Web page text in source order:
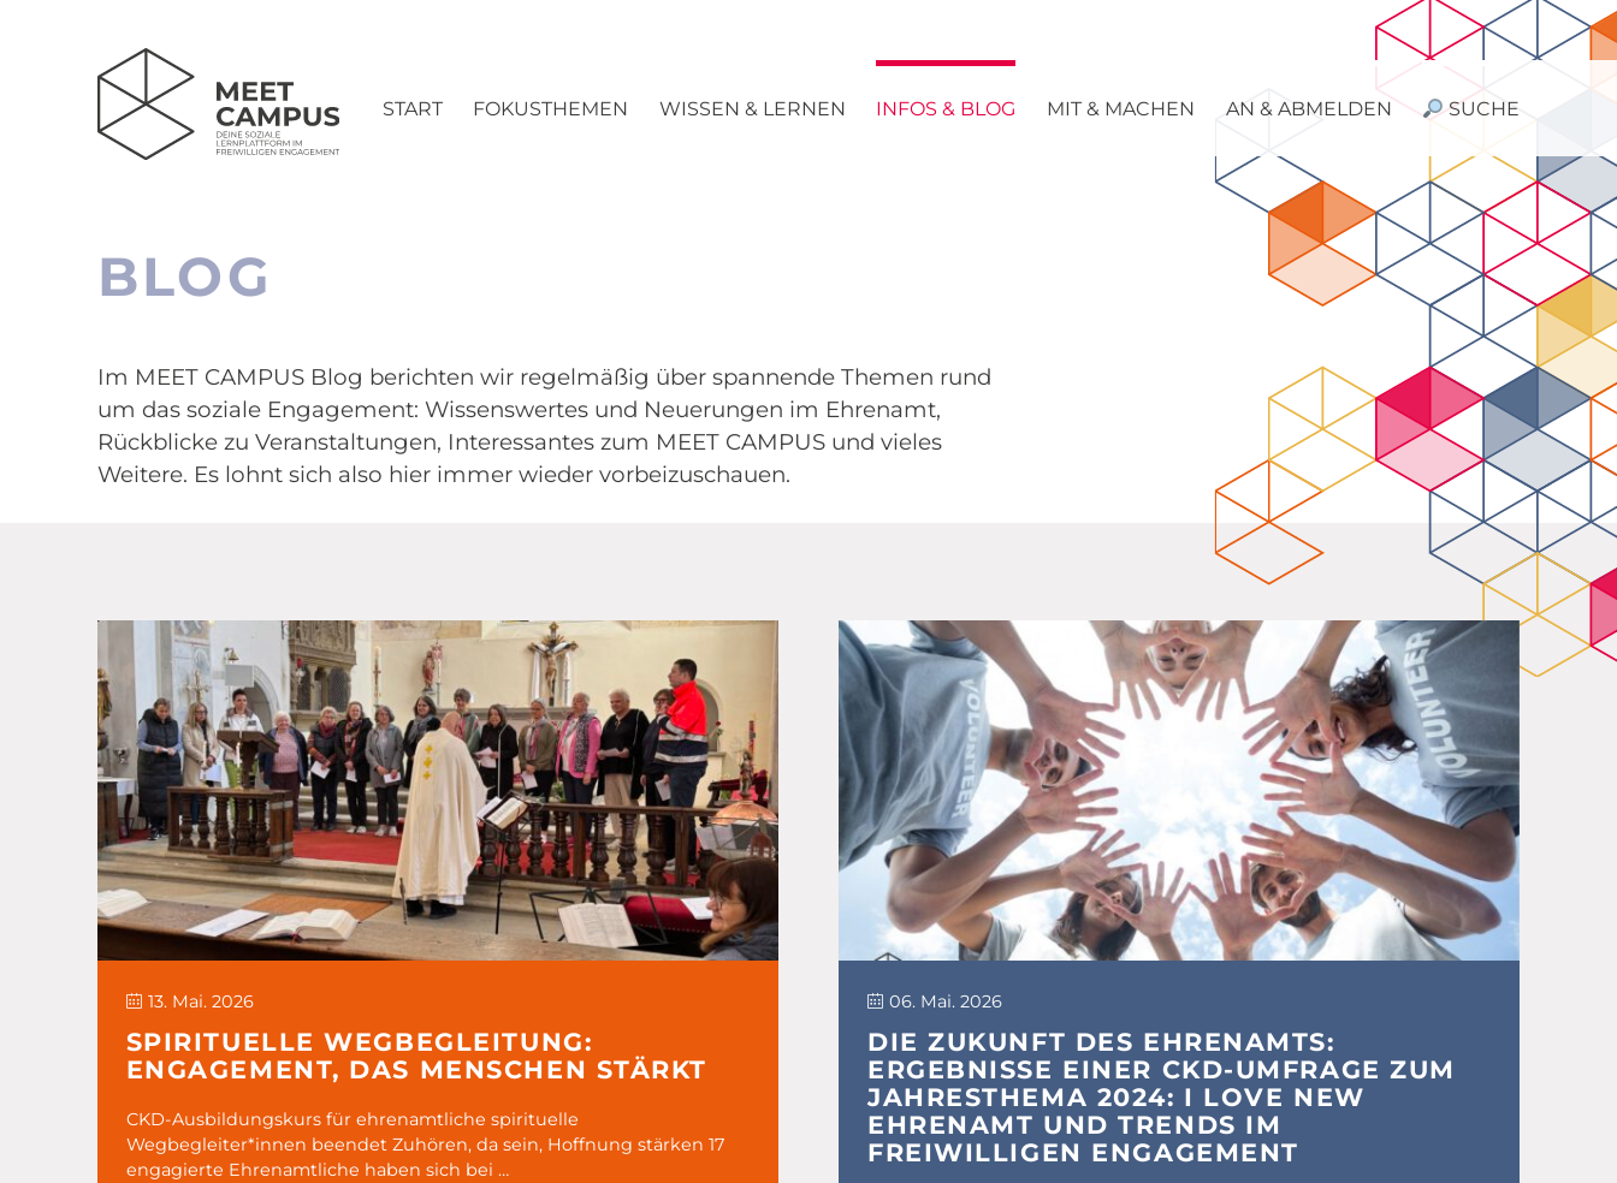
START FOKUSTHEMEN WISSEN & LERNEN INFOS & BLOG MIT & MACHEN AN & ABMELDEN SUCHE
BLOG
Im MEET CAMPUS Blog berichten wir regelmäßig über spannende Themen rund
um das soziale Engagement: Wissenswertes und Neuerungen im Ehrenamt,
Rückblicke zu Veranstaltungen, Interessantes zum MEET CAMPUS und vieles
Weitere. Es lohnt sich also hier immer wieder vorbeizuschauen.
13. Mai. 2026
SPIRITUELLE WEGBEGLEITUNG:
ENGAGEMENT, DAS MENSCHEN STÄRKT
CKD-Ausbildungskurs für ehrenamtliche spirituelle
Wegbegleiter*innen beendet Zuhören, da sein, Hoffnung stärken 17
engagierte Ehrenamtliche haben sich bei …
06. Mai. 2026
DIE ZUKUNFT DES EHRENAMTS:
ERGEBNISSE EINER CKD-UMFRAGE ZUM
JAHRESTHEMA 2024: I LOVE NEW
EHRENAMT UND TRENDS IM
FREIWILLIGEN ENGAGEMENT